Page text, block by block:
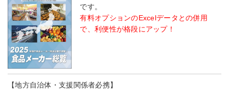
です。
有料オプションのExcelデータとの併用
で、利便性が格段にアップ！
【地方自治体・支援関係者必携】